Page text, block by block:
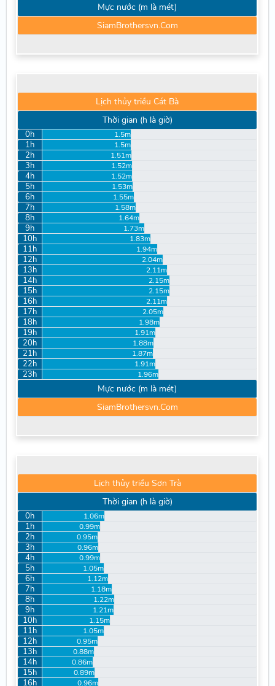
Mực nước (m là mét)
SiamBrothersvn.Com
Lịch thủy triều Cát Bà
Thời gian (h là giờ)
0h 1.5m
1h 1.5m
2h 1.51m
3h 1.52m
4h 1.52m
5h 1.53m
6h 1.55m
7h 1.58m
8h 1.64m
9h 1.73m
10h 1.83m
11h 1.94m
12h 2.04m
13h 2.11m
14h 2.15m
15h 2.15m
16h 2.11m
17h 2.05m
18h 1.98m
19h 1.91m
20h 1.88m
21h 1.87m
22h 1.91m
23h 1.96m
Mực nước (m là mét)
SiamBrothersvn.Com
Lịch thủy triều Sơn Trà
Thời gian (h là giờ)
0h 1.06m
1h 0.99m
2h 0.95m
3h 0.96m
4h 0.99m
5h 1.05m
6h 1.12m
7h 1.18m
8h 1.22m
9h 1.21m
10h 1.15m
11h 1.05m
12h 0.95m
13h 0.88m
14h 0.86m
15h 0.89m
16h 0.96m